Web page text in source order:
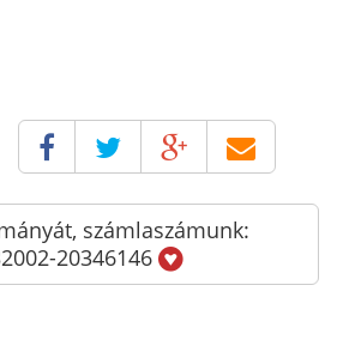
számlaszámunk:
20346146